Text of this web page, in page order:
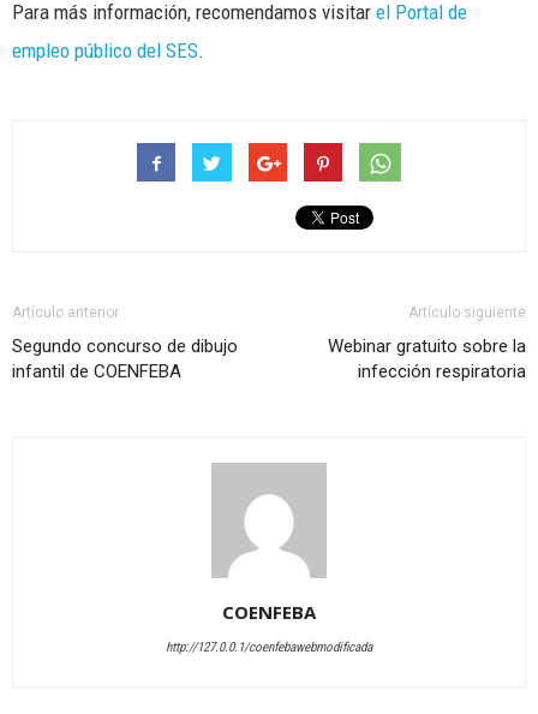
Para más información, recomendamos visitar el Portal de
empleo público del SES.
Artículo anterior
Segundo concurso de dibujo
infantil de COENFEBA
Artículo siguiente
Webinar gratuito sobre la
infección respiratoria
COENFEBA
http://127.0.0.1/coenfebawebmodificada